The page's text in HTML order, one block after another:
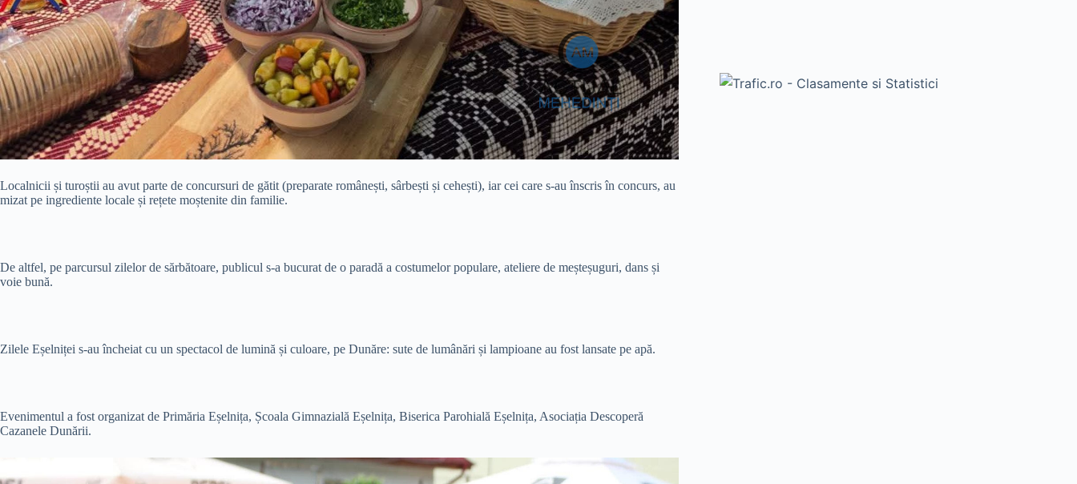
Localnicii și turoștii au avut parte de concursuri de gătit (preparate românești, sârbești și cehești), iar cei care s-au înscris în concurs, au
mizat pe ingrediente locale și rețete moștenite din familie.
De altfel, pe parcursul zilelor de sărbătoare, publicul s-a bucurat de o paradă a costumelor populare, ateliere de meșteșuguri, dans și
voie bună.
Zilele Eșelniței s-au încheiat cu un spectacol de lumină și culoare, pe Dunăre: sute de lumânări și lampioane au fost lansate pe apă.
Evenimentul a fost organizat de Primăria Eșelnița, Școala Gimnazială Eșelnița, Biserica Parohială Eșelnița, Asociația Descoperă
Cazanele Dunării.